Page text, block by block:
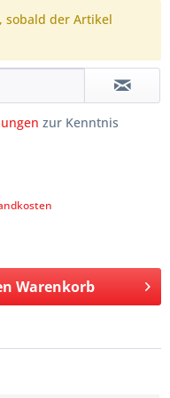
sobald der Artikel
zur Kenntnis
Warenkorb